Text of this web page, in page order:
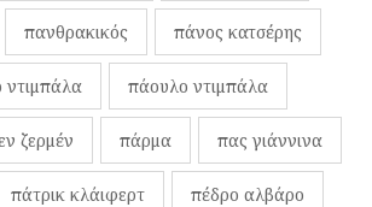
πανθρακικός πάνος κατσέρης
ντιμπάλα πάουλο ντιμπάλα
ζερμέν πάρμα πας γιάννινα
πάτρικ κλάιφερτ πέδρο αλβάρο